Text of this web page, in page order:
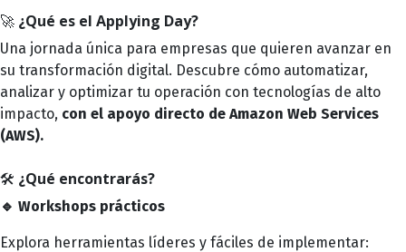
🚀 ¿Qué es el Applying Day?
Una jornada única para empresas que quieren avanzar en
su transformación digital. Descubre cómo automatizar,
analizar y optimizar tu operación con tecnologías de alto
impacto, con el apoyo directo de Amazon Web Services
(AWS).
🛠️ ¿Qué encontrarás?
🔹 Workshops prácticos
Explora herramientas líderes y fáciles de implementar: